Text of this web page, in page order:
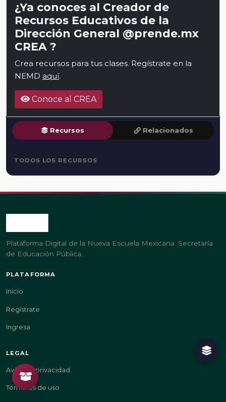
¿Ya conoces al Creador de
Recursos Educativos de la
Dirección General @prende.mx
CREA ?
Crea recursos para tus clases. Regístrate en la
NEMD aquí.
Conoce al CREA
Recursos Relacionados
TODOS LOS RECURSOS
Plataforma Digital de la Nueva Escuela Mexicana. Secretaría
de Educación Pública.
PLATAFORMA
Inicio
Regístrate
Ingresa
LEGAL
Aviso de privacidad
Términos de uso